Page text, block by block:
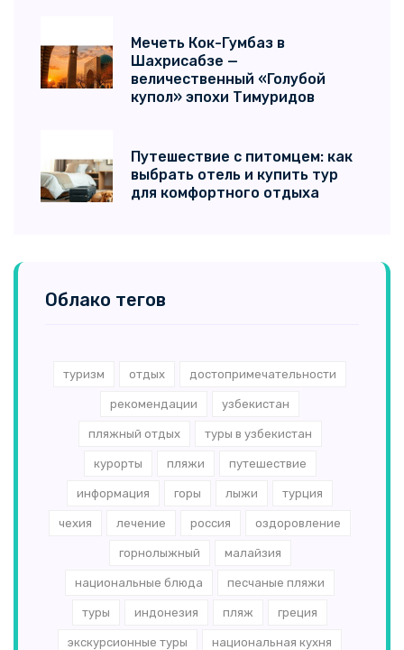
Мечеть Кок-Гумбаз в
Шахрисабзе —
величественный «Голубой
купол» эпохи Тимуридов
Путешествие с питомцем: как
выбрать отель и купить тур
для комфортного отдыха
Облако тегов
туризм отдых достопримечательности
рекомендации узбекистан
пляжный отдых туры в узбекистан
курорты пляжи путешествие
информация горы лыжи турция
чехия лечение россия оздоровление
горнолыжный малайзия
национальные блюда песчаные пляжи
туры индонезия пляж греция
экскурсионные туры национальная кухня